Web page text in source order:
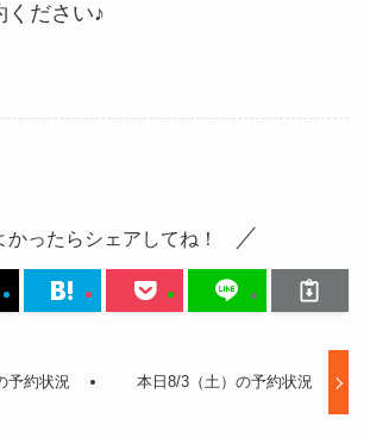
ください♪
かったらシェアしてね！
予約状況 本日8/3（土）の予約状況